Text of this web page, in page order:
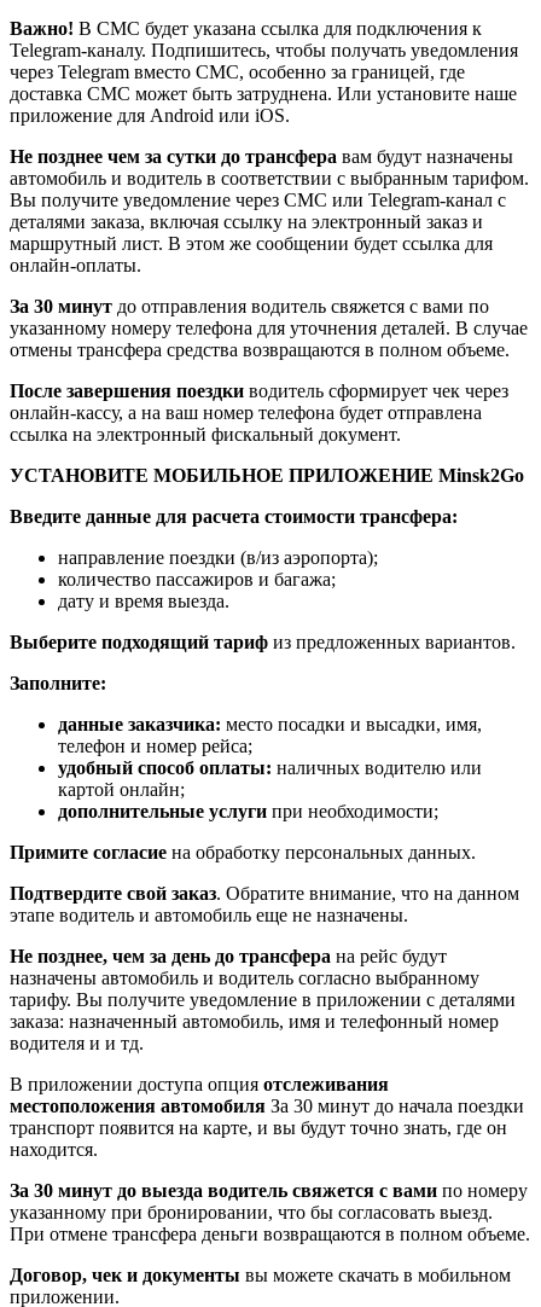
Важно! В СМС будет указана ссылка для подключения к
Telegram-каналу. Подпишитесь, чтобы получать уведомления
через Telegram вместо СМС, особенно за границей, где
доставка СМС может быть затруднена. Или установите наше
приложение для Android или iOS.
Не позднее чем за сутки до трансфера вам будут назначены
автомобиль и водитель в соответствии с выбранным тарифом.
Вы получите уведомление через СМС или Telegram-канал с
деталями заказа, включая ссылку на электронный заказ и
маршрутный лист. В этом же сообщении будет ссылка для
онлайн-оплаты.
За 30 минут до отправления водитель свяжется с вами по
указанному номеру телефона для уточнения деталей. В случае
отмены трансфера средства возвращаются в полном объеме.
После завершения поездки водитель сформирует чек через
онлайн-кассу, а на ваш номер телефона будет отправлена
ссылка на электронный фискальный документ.
УСТАНОВИТЕ МОБИЛЬНОЕ ПРИЛОЖЕНИЕ Minsk2Go
Введите данные для расчета стоимости трансфера:
направление поездки (в/из аэропорта);
количество пассажиров и багажа;
дату и время выезда.
Выберите подходящий тариф из предложенных вариантов.
Заполните:
данные заказчика: место посадки и высадки, имя,
телефон и номер рейса;
удобный способ оплаты: наличных водителю или
картой онлайн;
дополнительные услуги при необходимости;
Примите согласие на обработку персональных данных.
Подтвердите свой заказ. Обратите внимание, что на данном
этапе водитель и автомобиль еще не назначены.
Не позднее, чем за день до трансфера на рейс будут
назначены автомобиль и водитель согласно выбранному
тарифу. Вы получите уведомление в приложении c деталями
заказа: назначенный автомобиль, имя и телефонный номер
водителя и и тд.
В приложении доступа опция отслеживания
местоположения автомобиля За 30 минут до начала поездки
транспорт появится на карте, и вы будут точно знать, где он
находится.
За 30 минут до выезда водитель свяжется с вами по номеру
указанному при бронировании, что бы согласовать выезд.
При отмене трансфера деньги возвращаются в полном объеме.
Договор, чек и документы вы можете скачать в мобильном
приложении.